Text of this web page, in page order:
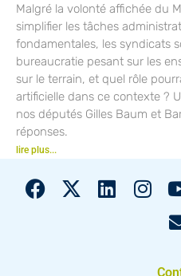
Malgré la volonté affichée du
simplifier les tâches
fondamentales, les syndicats
bureaucratie pesant sur les
sur le terrain, et quel rôle
artificielle dans ce contexte ?
nos députés Gilles Baum et
réponses.
lire plus...